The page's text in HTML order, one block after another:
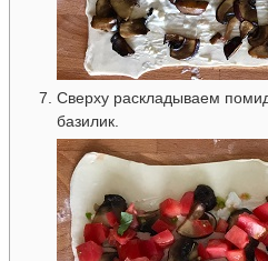
Сверху раскладываем
базилик.